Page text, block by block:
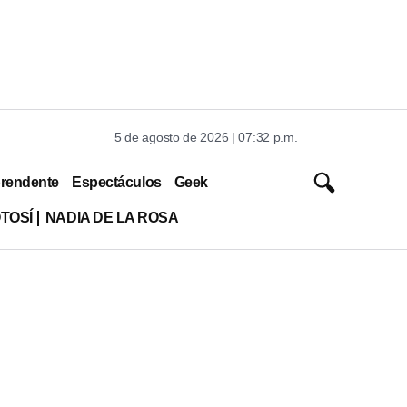
5 de agosto de 2026 | 07:32 p.m.
Espectáculos Geek
NADIA DE LA ROSA